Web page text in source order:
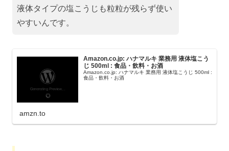
液体タイプの塩こうじも粒粒が残らず使い
やすいんです。
Amazon.co.jp: ハナマルキ 業務用 液体塩こう
じ 500ml : 食品・飲料・お酒
Amazon.co.jp: ハナマルキ 業務用 液体塩こうじ 500ml :
食品・飲料・お酒
amzn.to